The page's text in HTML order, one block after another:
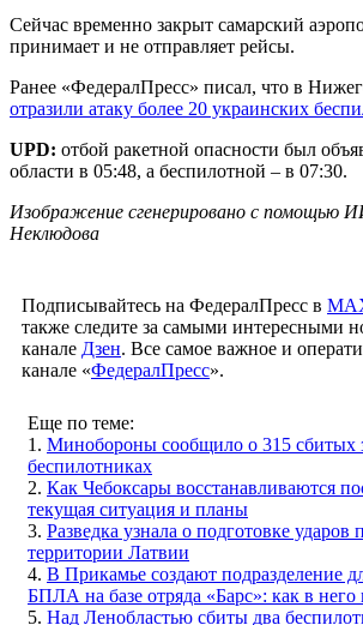
Сейчас временно закрыт самарский
принимает и не отправляет рейсы.
Ранее «ФедералПресс» писал, что в
отразили атаку более 20 украинских
UPD: отбой ракетной опасности был
области в 05:48, а беспилотной – в 07:30.
Изображение сгенерировано с помощью
Неклюдова
Подписывайтесь на ФедералПресс в
также следите за самыми интересными
канале Дзен. Все самое важное и
канале «ФедералПресс».
Еще по теме:
1. Минобороны сообщило о 315 сбитых
беспилотниках
2. Как Чебоксары восстанавливаются
текущая ситуация и планы
3. Разведка узнала о подготовке ударов
территории Латвии
4. В Прикамье создают подразделение
БПЛА на базе отряда «Барс»: как в него
5. Над Ленобластью сбиты два